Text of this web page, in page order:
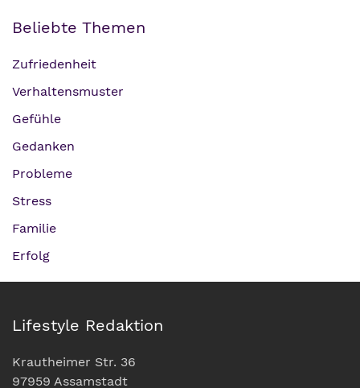
Beliebte Themen
Zufriedenheit
Verhaltensmuster
Gefühle
Gedanken
Probleme
Stress
Familie
Erfolg
Lifestyle Redaktion
Krautheimer Str. 36
97959 Assamstadt